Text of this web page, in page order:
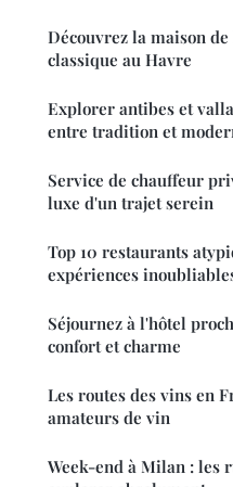
Découvrez la maison
classique au Havre
Explorer antibes et
entre tradition et
Service de chauffeur
luxe d'un trajet serein
Top 10 restaurants
expériences
Séjournez à l'hôtel
confort et charme
Les routes des vins en
amateurs de vin
Week-end à Milan : les